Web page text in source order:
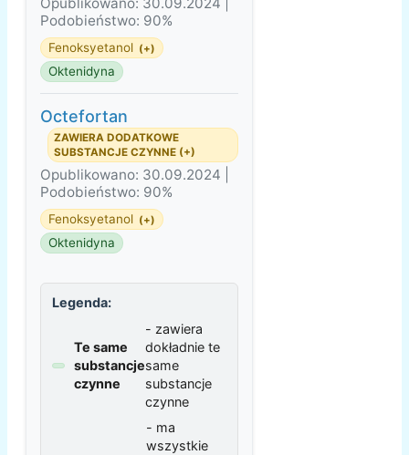
Podobieństwo: 90%
Fenoksyetanol (+)
Oktenidyna
Octefortan
ZAWIERA DODATKOWE
SUBSTANCJE CZYNNE (+)
Opublikowano: 30.09.2024 |
Podobieństwo: 90%
Fenoksyetanol (+)
Oktenidyna
Legenda:
Te same
substancje
czynne
- zawiera
dokładnie te
same
substancje
czynne
- ma
wszystkie